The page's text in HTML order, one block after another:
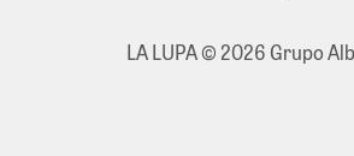
LA LUPA © 2026 Grupo